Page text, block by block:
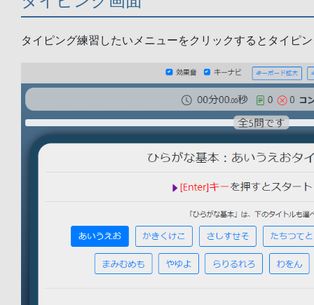
タイピング練習したいメニューをクリックするとタイピ